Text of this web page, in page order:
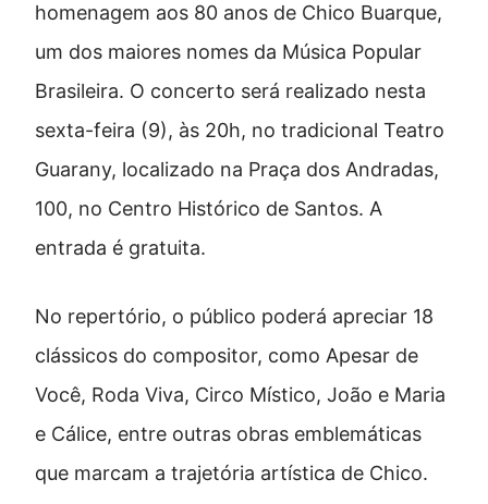
homenagem aos 80 anos de Chico Buarque,
um dos maiores nomes da Música Popular
Brasileira. O concerto será realizado nesta
sexta-feira (9), às 20h, no tradicional Teatro
Guarany, localizado na Praça dos Andradas,
100, no Centro Histórico de Santos. A
entrada é gratuita.
No repertório, o público poderá apreciar 18
clássicos do compositor, como Apesar de
Você, Roda Viva, Circo Místico, João e Maria
e Cálice, entre outras obras emblemáticas
que marcam a trajetória artística de Chico.